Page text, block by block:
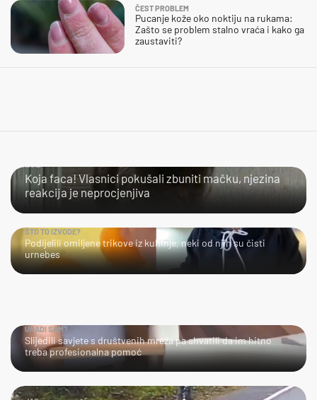
ČEST PROBLEM
Pucanje kože oko noktiju na rukama:
Zašto se problem stalno vraća i kako ga
zaustaviti?
LOL
Koja faca! Vlasnici pokušali zbuniti mačku, njezina
reakcija je neprocjenjiva
ŠTO TO IZVODE?
Podijelili omiljene trikove iz kuhinje, neki od njih su čisti
urnebes
URADI SAM?
Slijedili savjete s društvenih mreža pa shvatili da im hitno
treba profesionalna pomoć